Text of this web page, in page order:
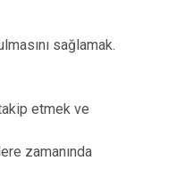
sağlamak.
etmek ve
zamanında